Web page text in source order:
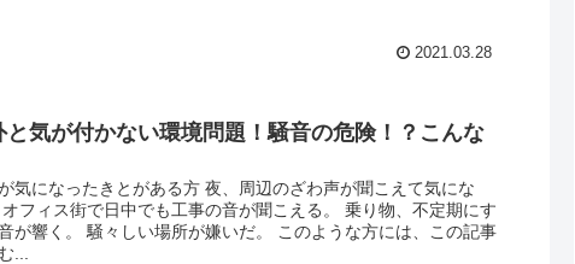
2021.03.28
と気が付かない環境問題！騒音の危険！？こんな
気になったきとがある方 夜、周辺のざわ声が聞こえて気にな
フィス街で日中でも工事の音が聞こえる。 乗り物、不定期にす
が響く。 騒々しい場所が嫌いだ。 このような方には、この記事
...